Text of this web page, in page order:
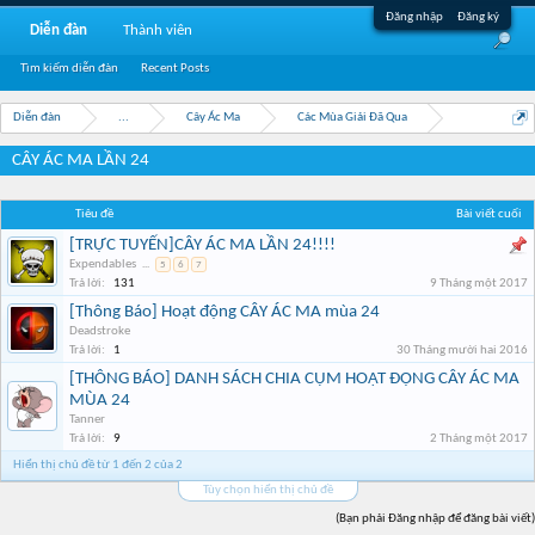
Đăng nhập Đăng ký
Diễn đàn ... Cây Ác Ma Các Mùa Giải Đã Qua
CÂY ÁC MA LẦN 24
Tiêu đề Bài viết cuối
[TRỰC TUYẾN]CÂY ÁC MA LẦN 24!!!!
Expendables ... 5 6 7
Trả lời: 131 9 Tháng một 2017
[Thông Báo] Hoạt động CÂY ÁC MA mùa 24
Deadstroke
Trả lời:
1 30 Tháng mười hai 2016
[THÔNG BÁO] DANH SÁCH CHIA CỤM HOẠT ĐỘNG CÂY ÁC MA
MÙA 24
Tanner
Trả lời:
9
2 Tháng một 2017
Hiển thị chủ đề từ 1 đến 2 của 2
Tùy chọn hiển thị chủ đề
(Bạn phải Đăng nhập để đăng bài viết)
Diễn đàn
Tìm kiếm diễn đàn Recent Posts
Thành viên